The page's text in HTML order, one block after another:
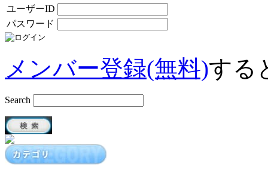
ユーザーID
パスワード
メンバー登録(無料)する
Search